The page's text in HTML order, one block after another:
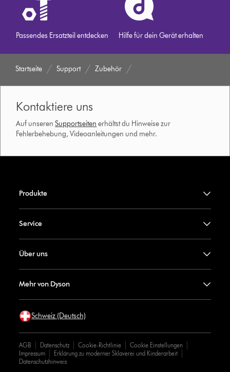
Passendes Ersatzteil entdecken Hilfe für dein Gerät erhalten
Startseite Support Zubehör
Kontaktiere uns
Auf unserenSupportseiten erhältst du Hinweise zur
Fehlerbehebung, Videoanleitungen und mehr.
Produkte
Service
Über uns
Mehr von Dyson
Schweiz (Deutsch)
AGB Datenschutz Cookie-Richtlinie
Cookie Einstellungen
Impressum
Erklärung zu moderner Sklaverei und Kinderarbeit
Datenschutzhinweis